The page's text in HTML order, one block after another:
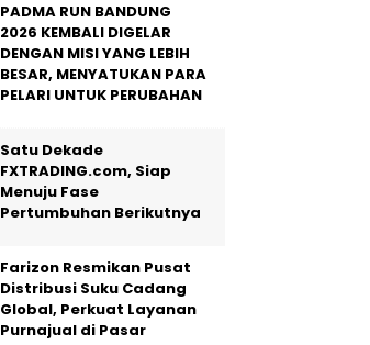
PADMA RUN BANDUNG
2026 KEMBALI DIGELAR
DENGAN MISI YANG LEBIH
BESAR, MENYATUKAN PARA
PELARI UNTUK PERUBAHAN
Satu Dekade
FXTRADING.com, Siap
Menuju Fase
Pertumbuhan Berikutnya
Farizon Resmikan Pusat
Distribusi Suku Cadang
Global, Perkuat Layanan
Purnajual di Pasar